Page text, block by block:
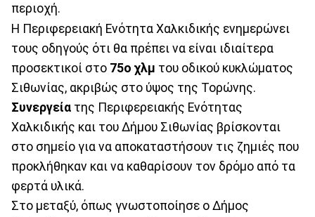
περιοχή.
Η Περιφερειακή Ενότητα Χαλκιδικής ενημερώνει
τους οδηγούς ότι θα πρέπει να είναι ιδιαίτερα
προσεκτικοί στο 75ο χλμ του οδικού κυκλώματος
Σιθωνίας, ακριβώς στο ύψος της Τορώνης.
Συνεργεία της Περιφερειακής Ενότητας
Χαλκιδικής και του Δήμου Σιθωνίας βρίσκονται
στο σημείο για να αποκαταστήσουν τις ζημιές που
προκλήθηκαν και να καθαρίσουν τον δρόμο από τα
φερτά υλικά.
Στο μεταξύ, όπως γνωστοποίησε ο Δήμος